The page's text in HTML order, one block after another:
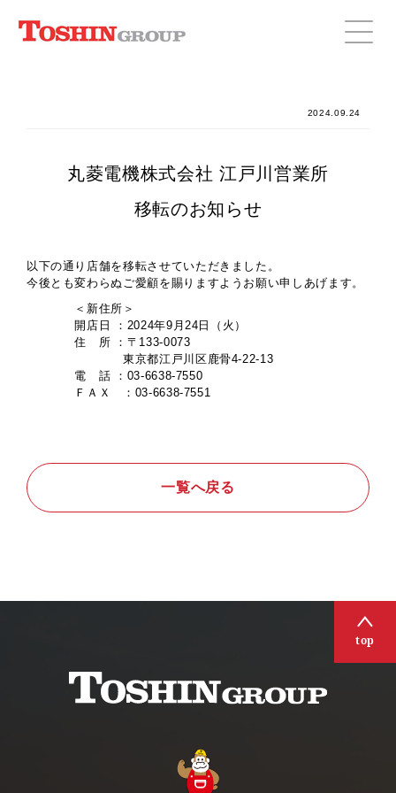
2024.09.24
丸菱電機株式会社 江戸川営業所
移転のお知らせ
以下の通り店舗を移転させていただきました。
今後とも変わらぬご愛顧を賜りますようお願い申しあげます。
＜新住所＞
開店日 ：2024年9月24日（火）
住 所 ：〒133-0073
東京都江戸川区鹿骨4-22-13
電 話 ：03-6638-7550
ＦＡＸ ：03-6638-7551
一覧へ戻る